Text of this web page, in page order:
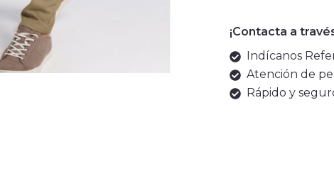
¡Contacta a
Indícanos
Atención de
Rápido y